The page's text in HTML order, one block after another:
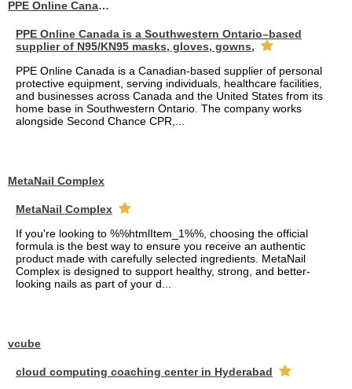
PPE Online Canada – Bulk PPE Supplier | N95, Gloves, Masks & Medical Supplies
PPE Online Canada is a Southwestern Ontario–based
supplier of N95/KN95 masks, gloves, gowns,
PPE Online Canada is a Canadian-based supplier of personal
protective equipment, serving individuals, healthcare facilities,
and businesses across Canada and the United States from its
home base in Southwestern Ontario. The company works
alongside Second Chance CPR,...
MetaNail Complex
MetaNail Complex
If you're looking to %%htmlItem_1%%, choosing the official
formula is the best way to ensure you receive an authentic
product made with carefully selected ingredients. MetaNail
Complex is designed to support healthy, strong, and better-
looking nails as part of your d...
vcube
cloud computing coaching center in Hyderabad